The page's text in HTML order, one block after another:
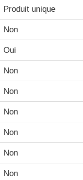
Produit unique
Non
Oui
Non
Non
Non
Non
Non
Non